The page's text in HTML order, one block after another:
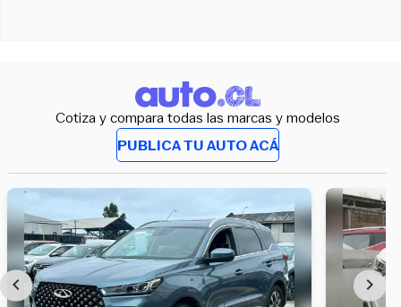
Cotiza y compara todas las marcas y modelos
PUBLICA TU AUTO ACÁ